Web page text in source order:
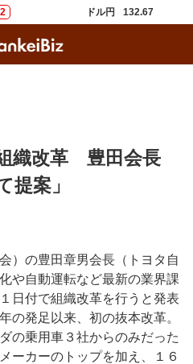
ドル円 132.67
織改革 豊田会長
提案」
）の豊田章男会長（トヨタ自
や自動運転など最新の業界課
日付で組織改革を行うと発表
の発足以来、初の抜本改革。
の乗用車３社からのみだった
ーカーのトップを加え、１６